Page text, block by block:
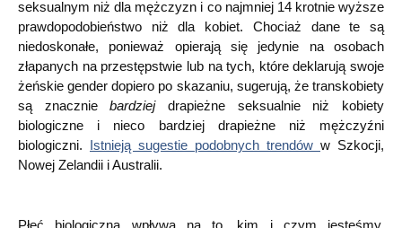
seksualnym niż dla mężczyzn i co najmniej 14 krotnie wyższe
prawdopodobieństwo niż dla kobiet. Chociaż dane te są
niedoskonałe, ponieważ opierają się jedynie na osobach
złapanych na przestępstwie lub na tych, które deklarują swoje
żeńskie gender dopiero po skazaniu, sugerują, że transkobiety
są znaczniebardziejdrapieżne seksualnie niż kobiety
biologiczne i nieco bardziej drapieżne niż mężczyźni
biologiczni. Istnieją sugestie podobnych trendów w Szkocji,
Nowej Zelandii i Australii.
Płeć biologiczna wpływa na to, kim i czym jesteśmy.